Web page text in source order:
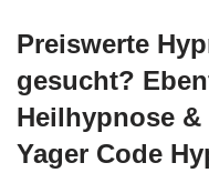
Preiswerte
gesucht?
Heilhypnose
Yager Code